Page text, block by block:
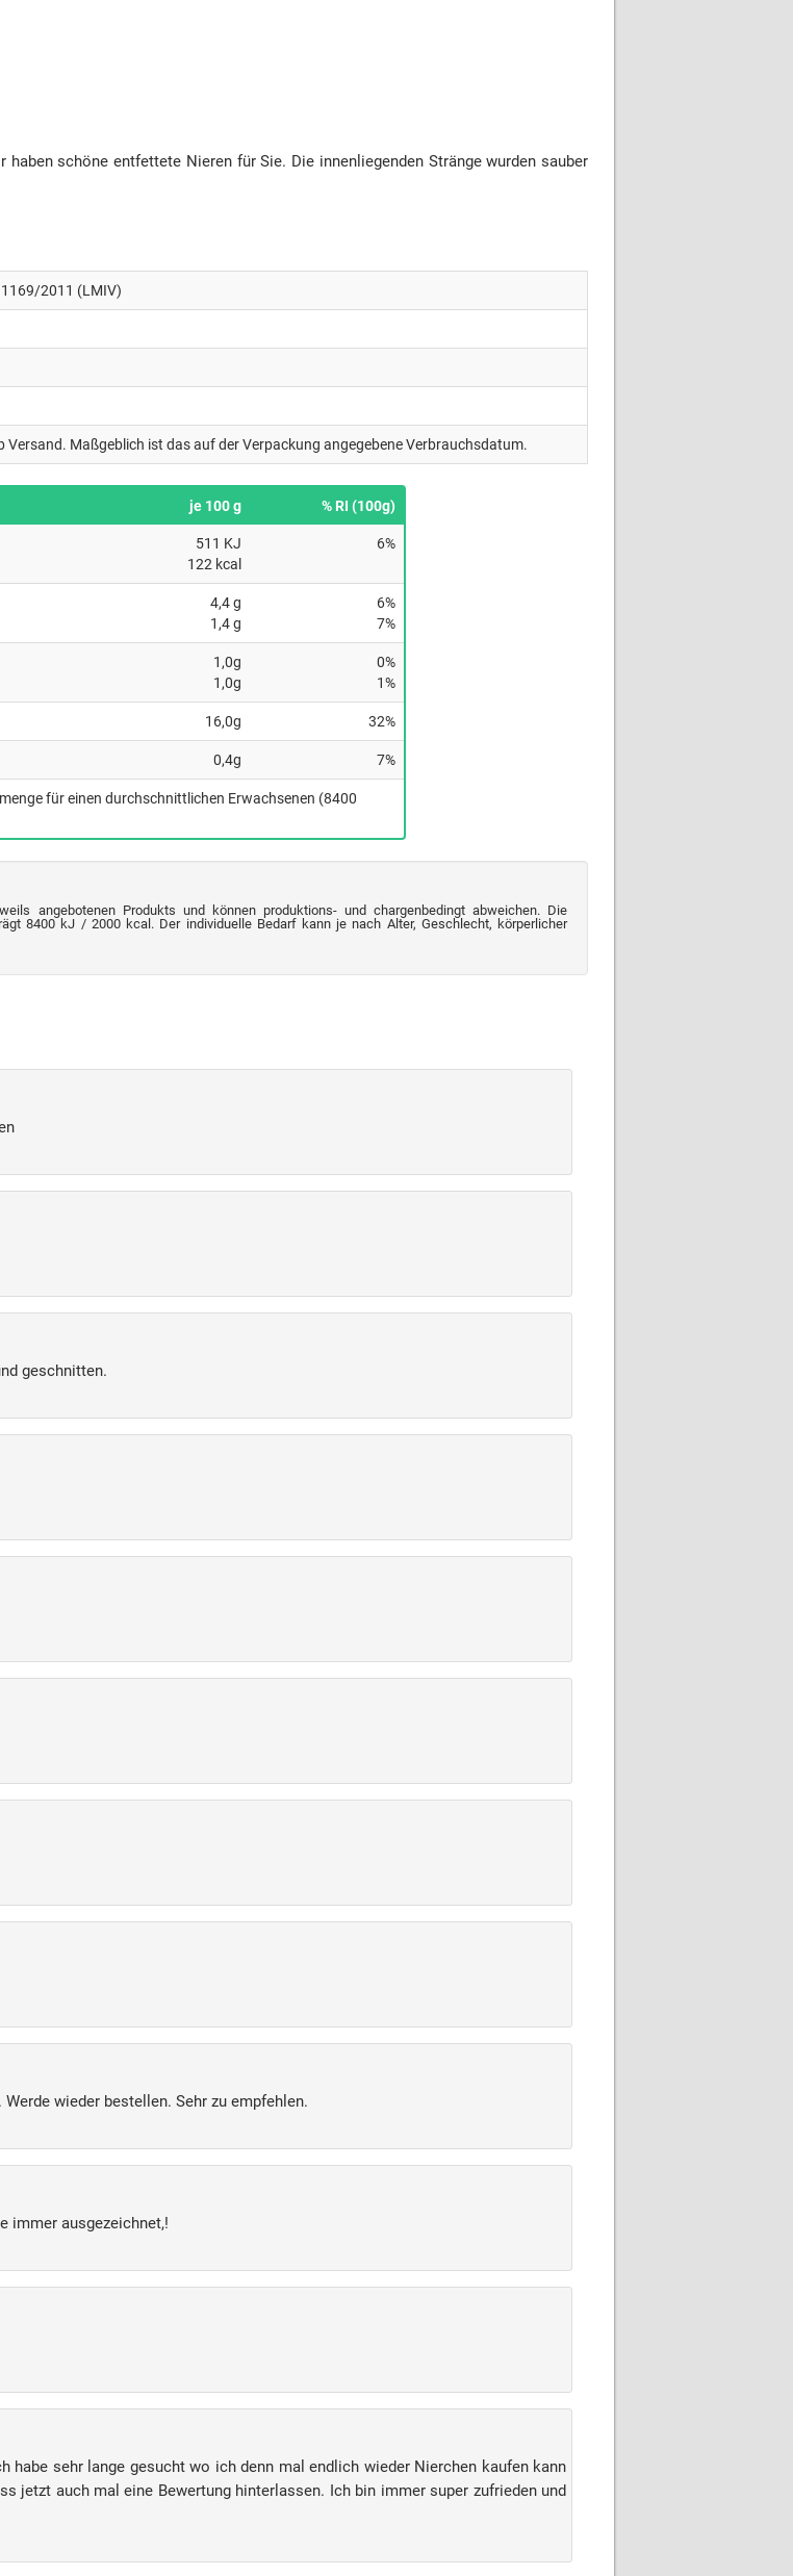
schöne entfettete Nieren für Sie. Die innenliegenden Stränge wurden sauber
1169/2011 (LMIV)
Versand. Maßgeblich ist das auf der Verpackung angegebene Verbrauchsdatum.
je 100 g % RI (100g)
511 KJ
122 kcal
6%
4,4 g
1,4 g
6%
7%
1,0g
1,0g
0%
1%
16,0g 32%
0,4g 7%
für einen durchschnittlichen Erwachsenen (8400
angebotenen Produkts und können produktions- und chargenbedingt abweichen. Die
8400 kJ / 2000 kcal. Der individuelle Bedarf kann je nach Alter, Geschlecht, körperlicher
geschnitten.
wieder bestellen. Sehr zu empfehlen.
immer ausgezeichnet,!
habe sehr lange gesucht wo ich denn mal endlich wieder Nierchen kaufen kann
jetzt auch mal eine Bewertung hinterlassen. Ich bin immer super zufrieden und